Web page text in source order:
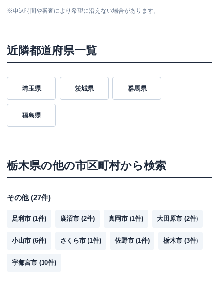
※申込時間や審査により希望に沿えない場合があります。
近隣都道府県一覧
埼玉県 茨城県 群馬県
福島県
栃木県の他の市区町村から検索
その他(27件)
足利市 (1件) 鹿沼市 (2件) 真岡市 (1件) 大田原市 (2件)
小山市 (6件) さくら市 (1件) 佐野市 (1件) 栃木市 (3件)
宇都宮市 (10件)